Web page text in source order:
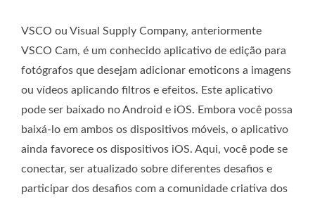
VSCO ou Visual Supply Company, anteriormente
VSCO Cam, é um conhecido aplicativo de edição para
fotógrafos que desejam adicionar emoticons a imagens
ou vídeos aplicando filtros e efeitos. Este aplicativo
pode ser baixado no Android e iOS. Embora você possa
baixá-lo em ambos os dispositivos móveis, o aplicativo
ainda favorece os dispositivos iOS. Aqui, você pode se
conectar, ser atualizado sobre diferentes desafios e
participar dos desafios com a comunidade criativa dos